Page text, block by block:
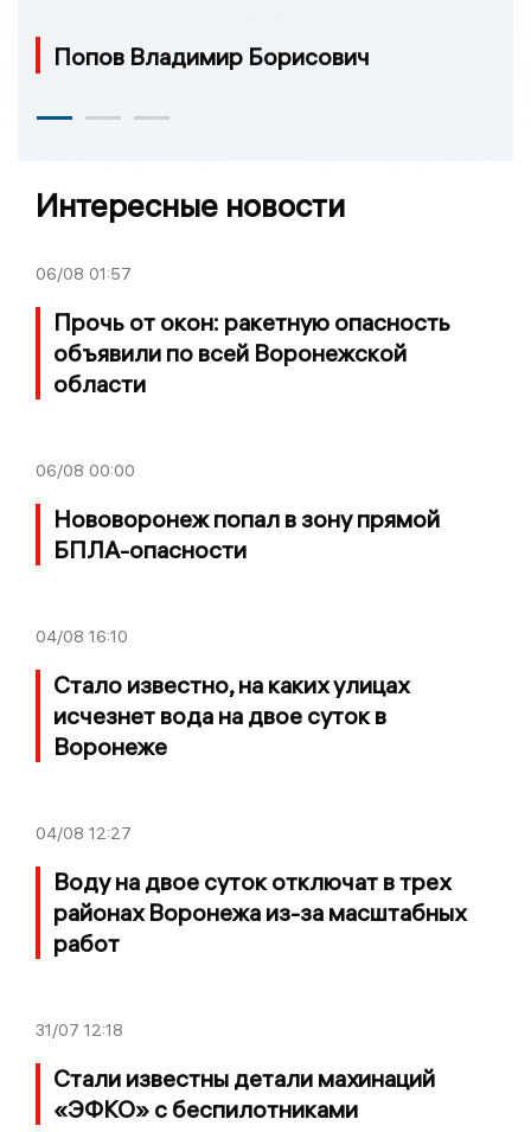
Попов Владимир Борисович
Интересные новости
06/08 01:57
Прочь от окон: ракетную опасность
объявили по всей Воронежской
области
06/08 00:00
Нововоронеж попал в зону прямой
БПЛА-опасности
04/08 16:10
Стало известно, на каких улицах
исчезнет вода на двое суток в
Воронеже
04/08 12:27
Воду на двое суток отключат в трех
районах Воронежа из-за масштабных
работ
31/07 12:18
Стали известны детали махинаций
«ЭФКО» с беспилотниками